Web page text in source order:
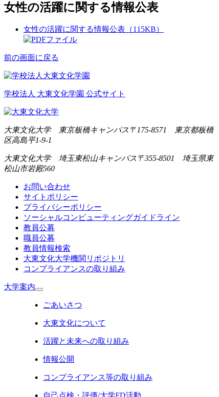
女性の活躍に関する情報公表
女性の活躍に関する情報公表（115KB）
前の画面に戻る
学校法人 大東文化学園 公式サイト
大東文化大学 東京板橋キャンパス 〒175-8571 東京都板橋
区高島平1-9-1
大東文化大学 埼玉東松山キャンパス 〒355-8501 埼玉県東
松山市岩殿560
お問い合わせ
サイトポリシー
プライバシーポリシー
ソーシャルコンピューティングガイドライン
教員公募
職員公募
教員情報検索
大東文化大学機関リポジトリ
コンプライアンスの取り組み
大学案内
ごあいさつ
大東文化について
活躍と未来への取り組み
情報公開
コンプライアンス等の取り組み